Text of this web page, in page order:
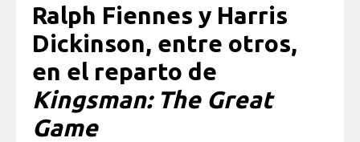
Ralph Fiennes y Harris
Dickinson, entre otros,
en el reparto de
Kingsman: The Great
Game